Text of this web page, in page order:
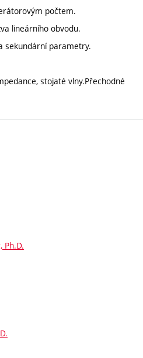
počtem.
lineárního obvodu.
sekundární parametry.
stojaté vlny.Přechodné
Ph.D.